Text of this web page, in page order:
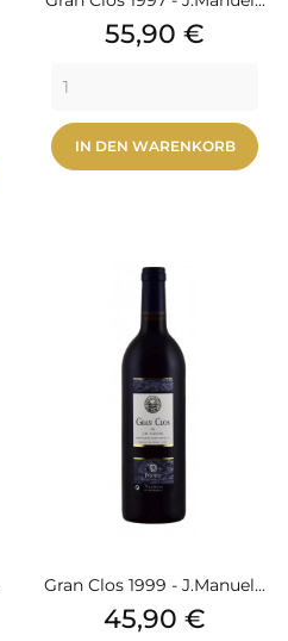
Preis
55,90 €
IN DEN WARENKORB
Gran Clos 1999 - J.Manuel...
Preis
45,90 €